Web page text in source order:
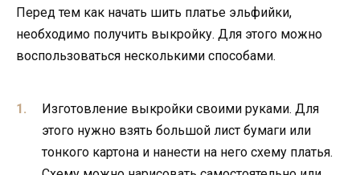
Перед тем как начать шить платье эльфийки,
необходимо получить выкройку. Для этого можно
воспользоваться несколькими способами.
Изготовление выкройки своими руками. Для
этого нужно взять большой лист бумаги или
тонкого картона и нанести на него схему платья.